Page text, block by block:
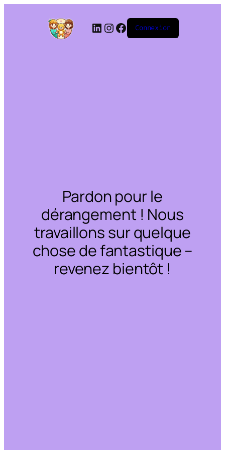
Connexion
Pardon pour le
dérangement ! Nous
travaillons sur quelque
chose de fantastique –
revenez bientôt !